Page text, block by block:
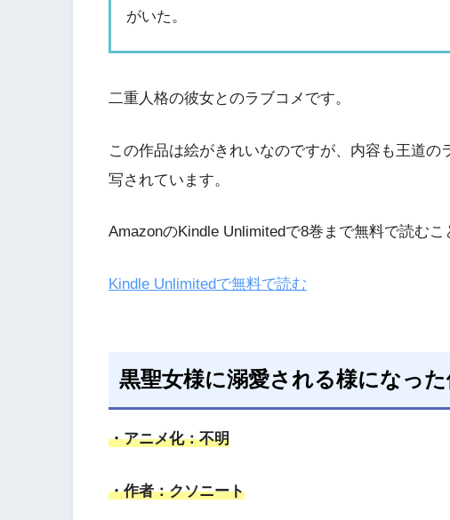
がいた。
二重人格の彼女とのラブコメです。
この作品は絵がきれいなのですが、内容も王道
写されています。
AmazonのKindle Unlimitedで8巻まで無料で読むこ
Kindle Unlimitedで無料で読む
黒聖女様に溺愛される様になっ
・アニメ化：不明
・作者：クソニート